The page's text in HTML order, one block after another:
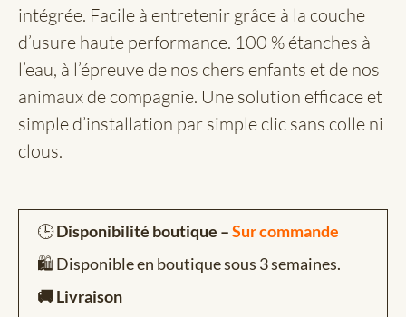
intégrée. Facile à entretenir grâce à la couche
d’usure haute performance. 100 % étanches à
l’eau, à l’épreuve de nos chers enfants et de nos
animaux de compagnie. Une solution efficace et
simple d’installation par simple clic sans colle ni
clous.
🕒Disponibilité boutique –Sur commande
🛍️ Disponible en boutique sous 3 semaines.
🚚 Livraison